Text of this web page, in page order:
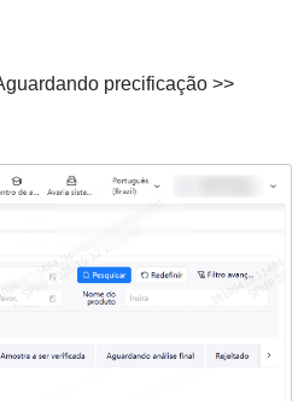
precificação >>